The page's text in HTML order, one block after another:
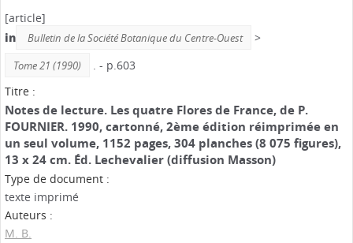
[article]
in
Bulletin de la Société Botanique du Centre-Ouest >
Tome 21 (1990)
. - p.603
Titre :
Notes de lecture. Les quatre Flores de France, de P.
FOURNIER. 1990, cartonné, 2ème édition réimprimée en
un seul volume, 1152 pages, 304 planches (8 075 figures),
13 x 24 cm. Éd. Lechevalier (diffusion Masson)
Type de document :
texte imprimé
Auteurs :
M. B.